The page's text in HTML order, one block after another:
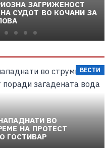
ЗАГРИЖЕНОСТ
СУДОТ ВО КОЧАНИ ЗА
ВЕСТИ
ВО
НА ПРОТЕСТ
ГОСТИВАР